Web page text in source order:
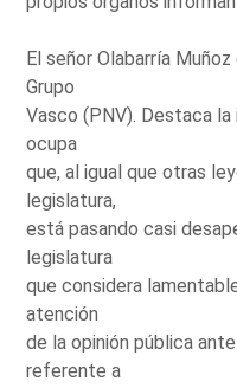
El señor Olabarría
Grupo
Vasco (PNV). Destaca
ocupa
que, al igual que otras
legislatura,
está pasando casi
legislatura
que considera
atención
de la opinión pública
referente a